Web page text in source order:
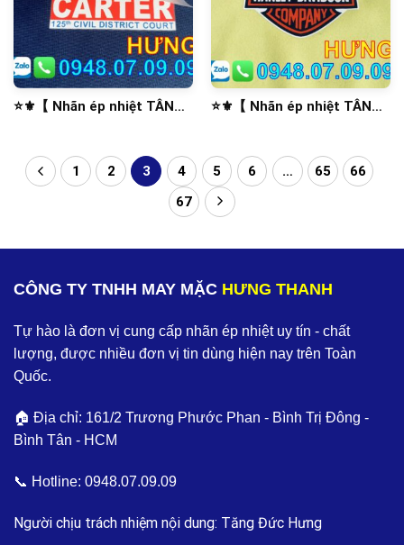
⭐️⚜️【 Nhãn ép nhiệt TÂN
⭐️⚜️【 Nhãn ép nhiệt TÂN
1 2 3 4 5 6 … 65
66
67
CÔNG TY TNHH MAY MẶC HƯNG THANH
Tự hào là đơn vị cung cấp nhãn ép nhiệt uy tín - chất
lượng, được nhiều đơn vị tin dùng hiện nay trên Toàn
Quốc.
🏠 Địa chỉ: 161/2 Trương Phước Phan - Bình Trị Đông -
Bình Tân - HCM
📞 Hotline: 0948.07.09.09
Người chịu trách nhiệm nội dung: Tăng Đức Hưng